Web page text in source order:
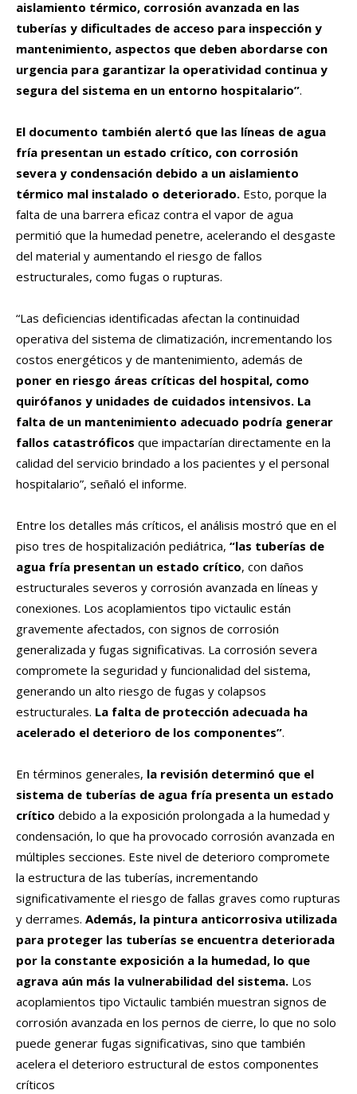
aislamiento térmico, corrosión avanzada en las
tuberías y dificultades de acceso para inspección y
mantenimiento, aspectos que deben abordarse con
urgencia para garantizar la operatividad continua y
segura del sistema en un entorno hospitalario”.
El documento también alertó que las líneas de agua
fría presentan un estado crítico, con corrosión
severa y condensación debido a un aislamiento
térmico mal instalado o deteriorado. Esto, porque la
falta de una barrera eficaz contra el vapor de agua
permitió que la humedad penetre, acelerando el desgaste
del material y aumentando el riesgo de fallos
estructurales, como fugas o rupturas.
“Las deficiencias identificadas afectan la continuidad
operativa del sistema de climatización, incrementando los
costos energéticos y de mantenimiento, además de
poner en riesgo áreas críticas del hospital, como
quirófanos y unidades de cuidados intensivos. La
falta de un mantenimiento adecuado podría generar
fallos catastróficos que impactarían directamente en la
calidad del servicio brindado a los pacientes y el personal
hospitalario”, señaló el informe.
Entre los detalles más críticos, el análisis mostró que en el
piso tres de hospitalización pediátrica, “las tuberías de
agua fría presentan un estado crítico, con daños
estructurales severos y corrosión avanzada en líneas y
conexiones. Los acoplamientos tipo victaulic están
gravemente afectados, con signos de corrosión
generalizada y fugas significativas. La corrosión severa
compromete la seguridad y funcionalidad del sistema,
generando un alto riesgo de fugas y colapsos
estructurales. La falta de protección adecuada ha
acelerado el deterioro de los componentes”.
En términos generales, la revisión determinó que el
sistema de tuberías de agua fría presenta un estado
crítico debido a la exposición prolongada a la humedad y
condensación, lo que ha provocado corrosión avanzada en
múltiples secciones. Este nivel de deterioro compromete
la estructura de las tuberías, incrementando
significativamente el riesgo de fallas graves como rupturas
y derrames. Además, la pintura anticorrosiva utilizada
para proteger las tuberías se encuentra deteriorada
por la constante exposición a la humedad, lo que
agrava aún más la vulnerabilidad del sistema. Los
acoplamientos tipo Victaulic también muestran signos de
corrosión avanzada en los pernos de cierre, lo que no solo
puede generar fugas significativas, sino que también
acelera el deterioro estructural de estos componentes
críticos